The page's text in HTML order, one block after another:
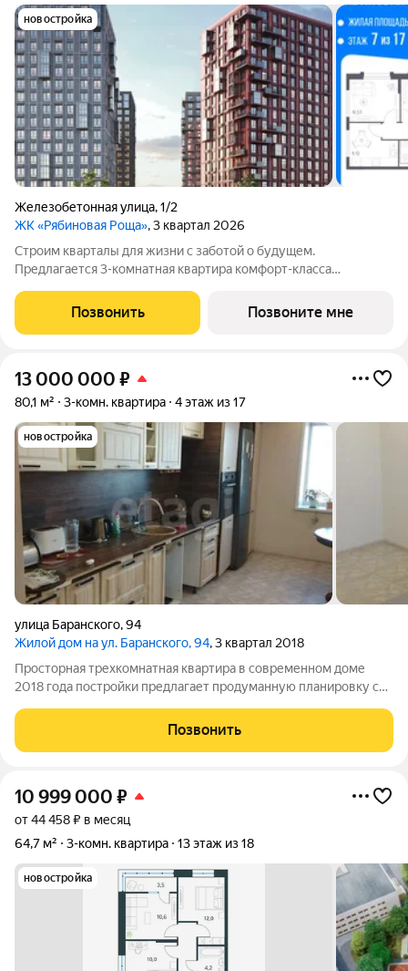
новостройка
Железобетонная улица,1/2
ЖК «Рябиновая Роща», 3 квартал 2026
Строим кварталы для жизни с заботой о будущем.
Предлагается 3-комнатная квартира комфорт-класса
на 7-м этаже, в жилом комплексе "Рябиновая Роща".Квартиры
без отделки. Доступность опции
Позвонить Позвоните мне
13 000 000 ₽
80,1 м² 3-комн. квартира 4 этаж из 17
новостройка
улица Баранского,94
Жилой дом на ул. Баранского, 94, 3 квартал 2018
Просторная трехкомнатная квартира в современном доме
2018 года постройки предлагает продуманную планировку с
уединение для всех членов семьи. Ключевым преимуществом
является большая кухня,
Позвонить
10 999 000 ₽
от 44 458 ₽ в месяц
64,7 м²
3-комн. квартира 13 этаж из 18
новостройка